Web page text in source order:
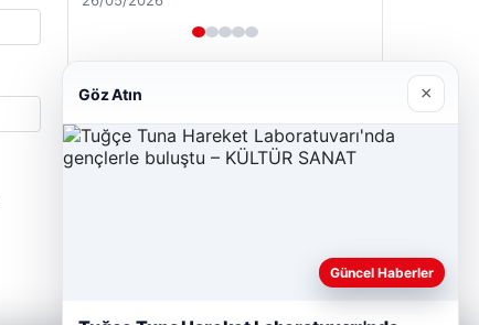
Göz Atın ×
Güncel Haberler